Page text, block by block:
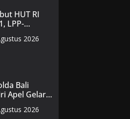
HUT RI
LPP-
RI
Perkuat
2026
Bali
Apel Gelar
LKO
II
2026